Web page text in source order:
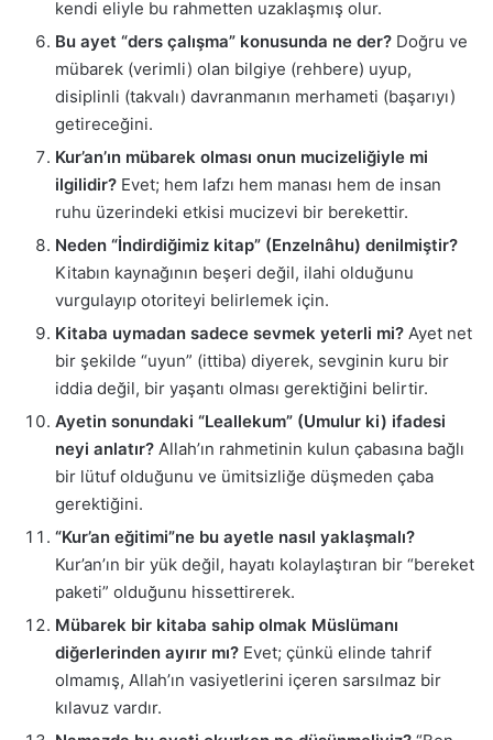
kendi eliyle bu rahmetten uzaklaşmış olur.
Bu ayet “ders çalışma” konusunda ne der? Doğru ve
mübarek (verimli) olan bilgiye (rehbere) uyup,
disiplinli (takvalı) davranmanın merhameti (başarıyı)
getireceğini.
Kur’an’ın mübarek olması onun mucizeliğiyle mi
ilgilidir? Evet; hem lafzı hem manası hem de insan
ruhu üzerindeki etkisi mucizevi bir berekettir.
Neden “İndirdiğimiz kitap” (Enzelnâhu) denilmiştir?
Kitabın kaynağının beşeri değil, ilahi olduğunu
vurgulayıp otoriteyi belirlemek için.
Kitaba uymadan sadece sevmek yeterli mi? Ayet net
bir şekilde “uyun” (ittiba) diyerek, sevginin kuru bir
iddia değil, bir yaşantı olması gerektiğini belirtir.
Ayetin sonundaki “Leallekum” (Umulur ki) ifadesi
neyi anlatır? Allah’ın rahmetinin kulun çabasına bağlı
bir lütuf olduğunu ve ümitsizliğe düşmeden çaba
gerektiğini.
“Kur’an eğitimi”ne bu ayetle nasıl yaklaşmalı?
Kur’an’ın bir yük değil, hayatı kolaylaştıran bir “bereket
paketi” olduğunu hissettirerek.
Mübarek bir kitaba sahip olmak Müslümanı
diğerlerinden ayırır mı? Evet; çünkü elinde tahrif
olmamış, Allah’ın vasiyetlerini içeren sarsılmaz bir
kılavuz vardır.